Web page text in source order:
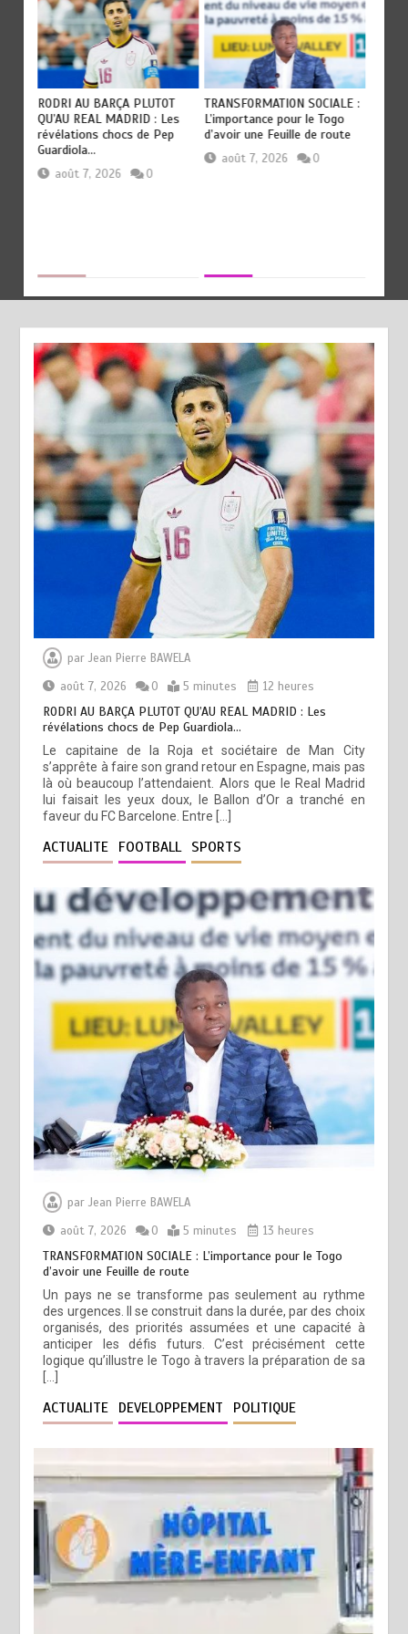
RODRI AU BARÇA PLUTOT
QU’AU REAL MADRID : Les
révélations chocs de Pep
Guardiola…
août 7, 2026 0
TRANSFORMATION SOCIALE :
L’importance pour le Togo
d’avoir une Feuille de route
août 7, 2026 0
parJean Pierre BAWELA
août 7, 2026
0 5 minutes 12 heures
RODRI AU BARÇA PLUTOT QU’AU REAL MADRID : Les
révélations chocs de Pep Guardiola…
Le capitaine de la Roja et sociétaire de Man City
s’apprête à faire son grand retour en Espagne, mais pas
là où beaucoup l’attendaient. Alors que le Real Madrid
lui faisait les yeux doux, le Ballon d’Or a tranché en
faveur du FC Barcelone. Entre […]
ACTUALITE FOOTBALL SPORTS
parJean Pierre BAWELA
août 7, 2026
0 5 minutes 13 heures
TRANSFORMATION SOCIALE : L’importance pour le Togo
d’avoir une Feuille de route
Un pays ne se transforme pas seulement au rythme
des urgences. Il se construit dans la durée, par des choix
organisés, des priorités assumées et une capacité à
anticiper les défis futurs. C’est précisément cette
logique qu’illustre le Togo à travers la préparation de sa
[…]
ACTUALITE DEVELOPPEMENT POLITIQUE